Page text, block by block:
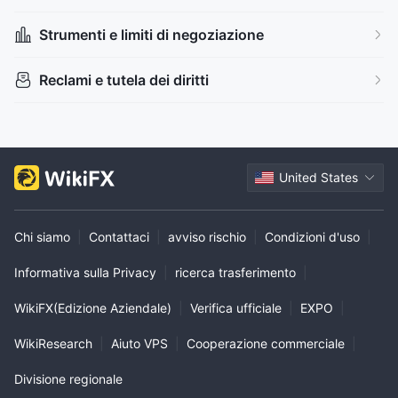
Strumenti e limiti di negoziazione
Reclami e tutela dei diritti
United States
Chi siamo Contattaci avviso rischio Condizioni d'uso
Informativa sulla Privacy ricerca trasferimento
WikiFX(Edizione Aziendale) Verifica ufficiale EXPO
WikiResearch Aiuto VPS Cooperazione commerciale
Divisione regionale